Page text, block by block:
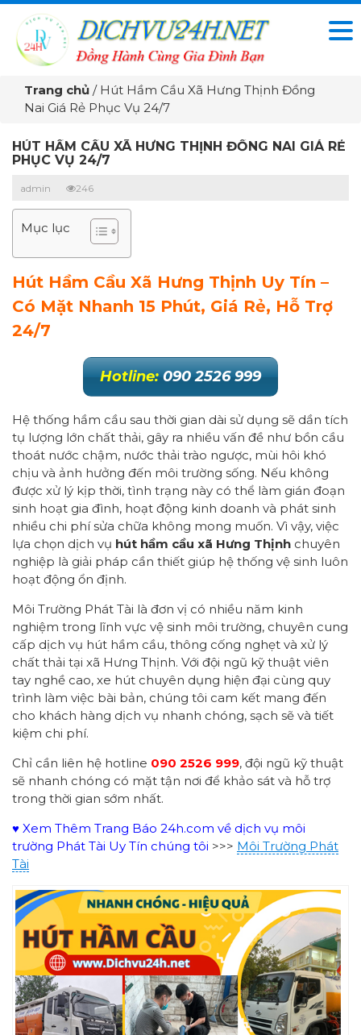
Trang chủ / Hút Hầm Cầu Xã Hưng Thịnh Đồng
Nai Giá Rẻ Phục Vụ 24/7
HÚT HẦM CẦU XÃ HƯNG THỊNH ĐỒNG NAI GIÁ RẺ
PHỤC VỤ 24/7
admin 246
Mục lục
Hút Hầm Cầu Xã Hưng Thịnh Uy Tín –
Có Mặt Nhanh 15 Phút, Giá Rẻ, Hỗ Trợ
24/7
Hotline: 090 2526 999
Hệ thống hầm cầu sau thời gian dài sử dụng sẽ dần tích
tụ lượng lớn chất thải, gây ra nhiều vấn đề như bồn cầu
thoát nước chậm, nước thải trào ngược, mùi hôi khó
chịu và ảnh hưởng đến môi trường sống. Nếu không
được xử lý kịp thời, tình trạng này có thể làm gián đoạn
sinh hoạt gia đình, hoạt động kinh doanh và phát sinh
nhiều chi phí sửa chữa không mong muốn. Vì vậy, việc
lựa chọn dịch vụ hút hầm cầu xã Hưng Thịnh chuyên
nghiệp là giải pháp cần thiết giúp hệ thống vệ sinh luôn
hoạt động ổn định.
Môi Trường Phát Tài là đơn vị có nhiều năm kinh
nghiệm trong lĩnh vực vệ sinh môi trường, chuyên cung
cấp dịch vụ hút hầm cầu, thông cống nghẹt và xử lý
chất thải tại xã Hưng Thịnh. Với đội ngũ kỹ thuật viên
tay nghề cao, xe hút chuyên dụng hiện đại cùng quy
trình làm việc bài bản, chúng tôi cam kết mang đến
cho khách hàng dịch vụ nhanh chóng, sạch sẽ và tiết
kiệm chi phí.
Chỉ cần liên hệ hotline 090 2526 999, đội ngũ kỹ thuật
sẽ nhanh chóng có mặt tận nơi để khảo sát và hỗ trợ
trong thời gian sớm nhất.
♥ Xem Thêm Trang Báo 24h.com về dịch vụ môi
trường Phát Tài Uy Tín chúng tôi >>> Môi Trường Phát
Tài